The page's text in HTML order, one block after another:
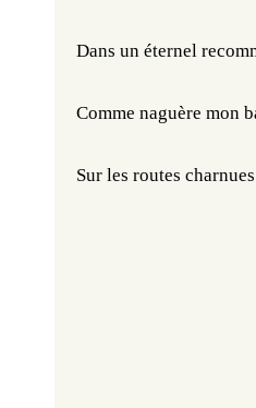
Dans un éternel
Comme naguère mon
Sur les routes